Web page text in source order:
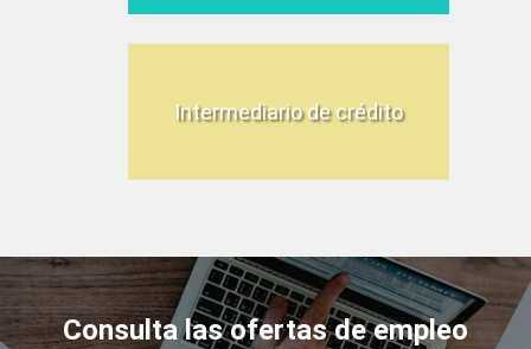
Intermediario de crédito
Consulta las ofertas de empleo